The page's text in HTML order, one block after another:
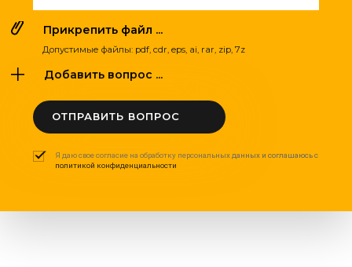
Прикрепить файл ...
Допустимые файлы: pdf, cdr, eps, ai, rar, zip, 7z
Добавить вопрос ...
ОТПРАВИТЬ ВОПРОС
Я даю свое согласие на обработку персональных данных и соглашаюсь с
политикой конфиденциальности